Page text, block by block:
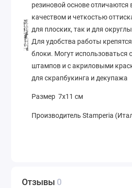
резиновой основе
качеством и четкостью
для плоских, так и для
Для удобства работы
блоки. Могут использоваться
штампов и с акриловыми
для скрапбукинга и декупажа
Размер 7х11 см
Производитель Stamperia
Отзывы 0